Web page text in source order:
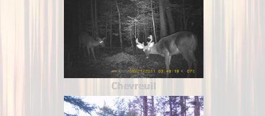
Chevreuil